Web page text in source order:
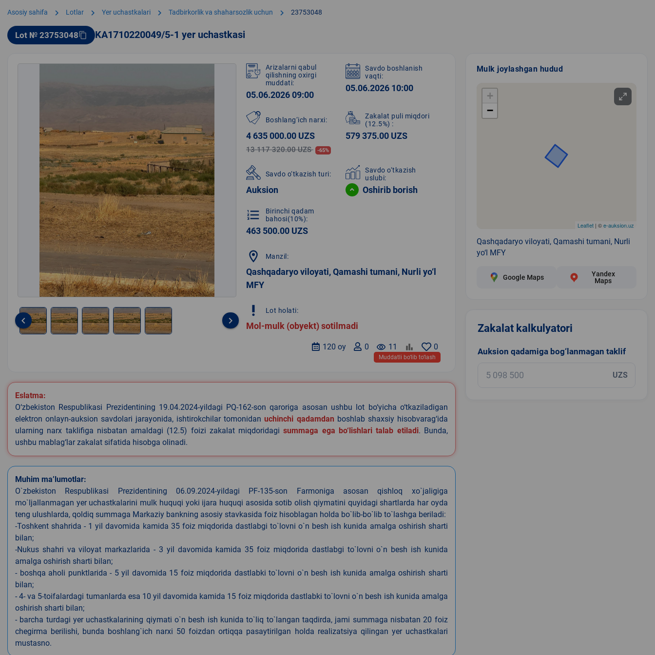
Asosiy sahifa chevron_right Lotlar chevron_right Yer uchastkalari chevron_right Tadbirkorlik va shaharsozlik uchun chevron_right 23753048
Lot № 23753048content_copy KA1710220049/5-1 yer uchastkasi
keyboard_arrow_left keyboard_arrow_right
Arizalarni qabul
qilishning oxirgi
muddati:
05.06.2026 09:00
Savdo boshlanish
vaqti:
05.06.2026 10:00
Boshlang‘ich narxi:
4 635 000.00 UZS
13 117 320.00 UZS -65%
Zakalat puli miqdori
(12.5%) :
579 375.00 UZS
Savdo o‘tkazish turi:
Auksion
Savdo o‘tkazish
uslubi:
Oshirib borish
format_list_numbered
Birinchi qadam
bahosi(10%):
463 500.00 UZS
location_on Manzil:
Qashqadaryo viloyati, Qamashi tumani, Nurli yo‘l
MFY
priority_high Lot holati:
Mol-mulk (obyekt) sotilmadi
0
remove_red_eye 11
0
120 oy
Muddatli bo‘lib to‘lash
Eslatma:
O‘zbekiston Respublikasi Prezidentining 19.04.2024-yildagi PQ-162-son qaroriga asosan ushbu lot bo‘yicha o‘tkaziladigan
elektron onlayn-auksion savdolari jarayonida, ishtirokchilar tomonidanuchinchi qadamdan boshlab shaxsiy hisobvarag‘ida
ularning narx taklifiga nisbatan amaldagi (12.5) foizi zakalat miqdoridagisummaga ega bo‘lishlari talab etiladi. Bunda,
ushbu mablag‘lar zakalat sifatida hisobga olinadi.
Muhim ma’lumotlar:
O`zbekiston Respublikasi Prezidentining 06.09.2024-yildagi PF-135-son Farmoniga asosan qishloq xo`jaligiga
mo`ljallanmagan yer uchastkalarini mulk huquqi yoki ijara huquqi asosida sotib olish qiymatini quyidagi shartlarda har oyda
teng ulushlarda, qoldiq summaga Markaziy bankning asosiy stavkasida foiz hisoblagan holda bo`lib-bo`lib to`lashga beriladi:
-Toshkent shahrida - 1 yil davomida kamida 35 foiz miqdorida dastlabgi to`lovni o`n besh ish kunida amalga oshirish sharti
bilan;
-Nukus shahri va viloyat markazlarida - 3 yil davomida kamida 35 foiz miqdorida dastlabgi to`lovni o`n besh ish kunida
amalga oshirish sharti bilan;
- boshqa aholi punktlarida - 5 yil davomida 15 foiz miqdorida dastlabki to`lovni o`n besh ish kunida amalga oshirish sharti
bilan;
- 4- va 5-toifalardagi tumanlarda esa 10 yil davomida kamida 15 foiz miqdorida dastlabki to`lovni o`n besh ish kunida amalga
oshirish sharti bilan;
- barcha turdagi yer uchastkalarining qiymati o`n besh ish kunida to`liq to`langan taqdirda, jami summaga nisbatan 20 foiz
chegirma berilishi, bunda boshlang`ich narxi 50 foizdan ortiqqa pasaytirilgan holda realizatsiya qilingan yer uchastkalari
mustasno.
Mulk joylashgan hudud
+
−
Leaflet| ©e-auksion.uz
Qashqadaryo viloyati, Qamashi tumani, Nurli
yo‘l MFY
Google Maps
Yandex
Maps
Zakalat kalkulyatori
Auksion qadamiga bog‘lanmagan taklif
UZS